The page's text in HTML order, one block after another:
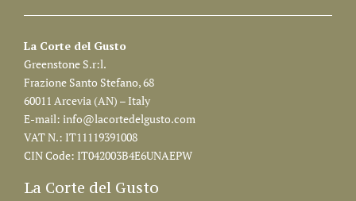
La Corte del Gusto
Greenstone S.r:l.
Frazione Santo Stefano, 68
60011 Arcevia (AN) – Italy
E-mail: info@lacortedelgusto.com
VAT N.: IT11119391008
CIN Code: IT042003B4E6UNAEPW
La Corte del Gusto